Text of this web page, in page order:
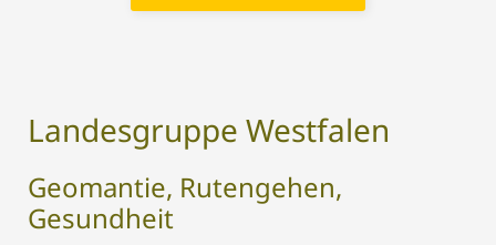
Landesgruppe Westfalen
Geomantie, Rutengehen,
Gesundheit